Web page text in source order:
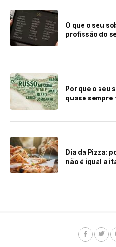
O que o seu
profissão do
Por que o seu
quase sempre
Dia da Pizza:
não é igual a